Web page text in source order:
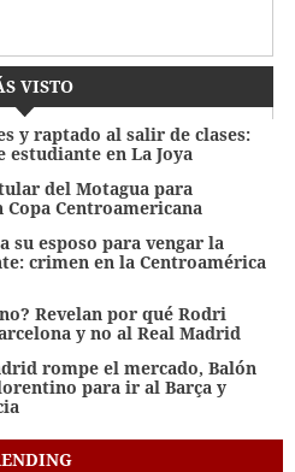
VISTO
y raptado al salir de clases:
en La Joya
del Motagua para
Centroamericana
su esposo para vengar la
crimen en la Centroamérica
Revelan por qué Rodri
y no al Real Madrid
rompe el mercado, Balón
para ir al Barça y